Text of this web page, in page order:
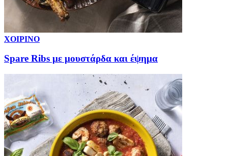
ΧΟΙΡΙΝΟ
Spare Ribs με μουστάρδα και έψημα